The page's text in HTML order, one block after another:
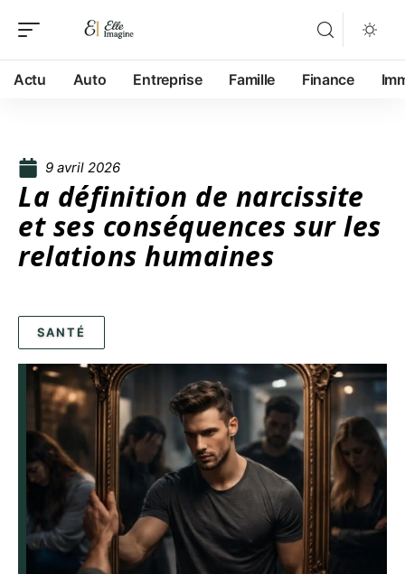
Actu Auto Entreprise Famille Finance
9 avril 2026
La définition de narcissite
et ses conséquences sur les
relations humaines
SANTÉ